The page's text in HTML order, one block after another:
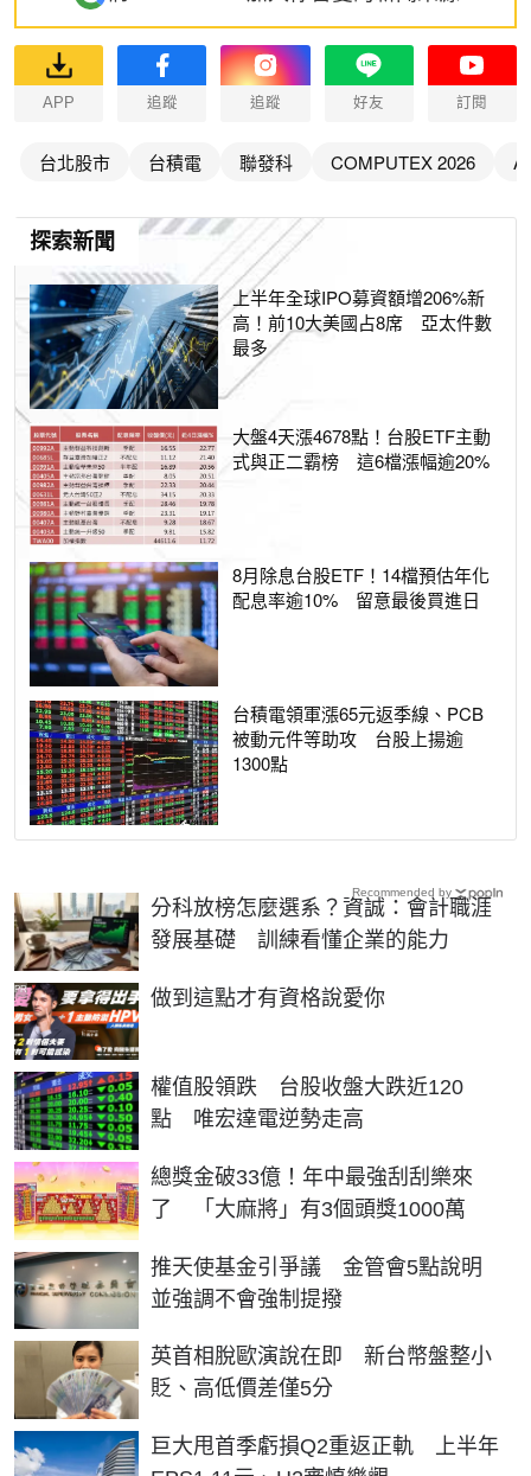
APP 追蹤 追蹤 好友 訂閱
台北股市 台積電 聯發科 COMPUTEX 2026
探索新聞
上半年全球IPO募資額增206%新
高！前10大美國占8席 亞太件數
最多
大盤4天漲4678點！台股ETF主動
式與正二霸榜 這6檔漲幅逾20%
8月除息台股ETF！14檔預估年化
配息率逾10% 留意最後買進日
台積電領軍漲65元返季線、PCB
被動元件等助攻 台股上揚逾
1300點
分科放榜怎麼選系？資誠：會計職涯
發展基礎 訓練看懂企業的能力
做到這點才有資格說愛你
PR
權值股領跌 台股收盤大跌近120
點 唯宏達電逆勢走高
總獎金破33億！年中最強刮刮樂來
了 「大麻將」有3個頭獎1000萬
推天使基金引爭議 金管會5點說明
並強調不會強制提撥
英首相脫歐演說在即 新台幣盤整小
貶、高低價差僅5分
巨大甩首季虧損Q2重返正軌 上半年
Recommended by